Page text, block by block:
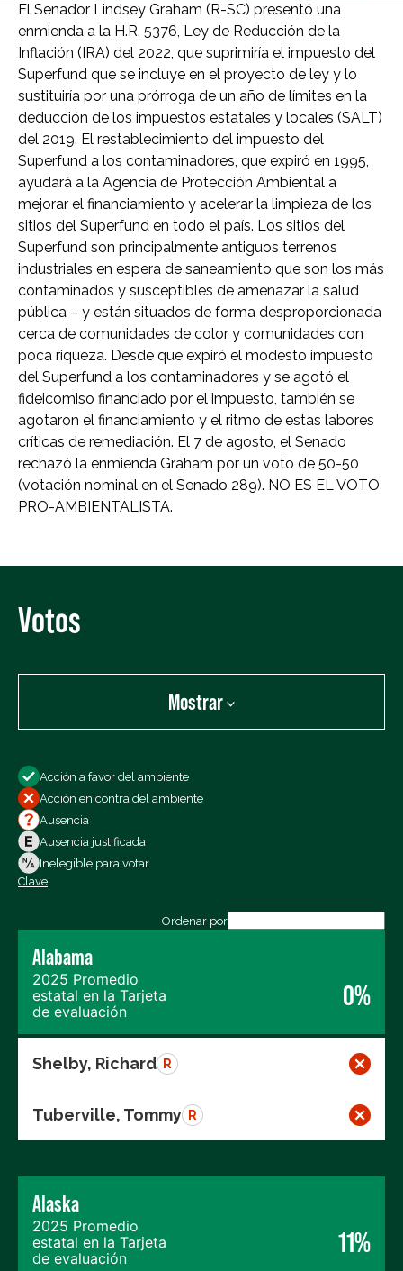
El Senador Lindsey Graham (R-SC) presentó una
enmienda a la H.R. 5376, Ley de Reducción de la
Inflación (IRA) del 2022, que suprimiría el impuesto del
Superfund que se incluye en el proyecto de ley y lo
sustituiría por una prórroga de un año de límites en la
deducción de los impuestos estatales y locales (SALT)
del 2019. El restablecimiento del impuesto del
Superfund a los contaminadores, que expiró en 1995,
ayudará a la Agencia de Protección Ambiental a
mejorar el financiamiento y acelerar la limpieza de los
sitios del Superfund en todo el país. Los sitios del
Superfund son principalmente antiguos terrenos
industriales en espera de saneamiento que son los más
contaminados y susceptibles de amenazar la salud
pública – y están situados de forma desproporcionada
cerca de comunidades de color y comunidades con
poca riqueza. Desde que expiró el modesto impuesto
del Superfund a los contaminadores y se agotó el
fideicomiso financiado por el impuesto, también se
agotaron el financiamiento y el ritmo de estas labores
críticas de remediación. El 7 de agosto, el Senado
rechazó la enmienda Graham por un voto de 50-50
(votación nominal en el Senado 289). NO ES EL VOTO
PRO-AMBIENTALISTA.
Votos
Mostrar
Todos los votos
Votos a favor
Votos en contra
Ausencias
Exportar los datos (CSV)
Acción a favor del ambiente
Acción en contra del ambiente
Ausencia
Ausencia justificada
Inelegible para votar
Clave
Ordenar por
Alabama
2025 Promedio
estatal en la Tarjeta
de evaluación
0%
Shelby, Richard R
Tuberville, Tommy R
Alaska
2025 Promedio
estatal en la Tarjeta
de evaluación
11%